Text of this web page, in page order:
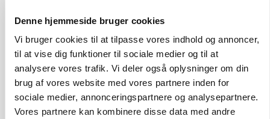
Denne hjemmeside bruger cookies
Vi bruger cookies til at tilpasse vores indhold og annoncer,
til at vise dig funktioner til sociale medier og til at
analysere vores trafik. Vi deler også oplysninger om din
brug af vores website med vores partnere inden for
sociale medier, annonceringspartnere og analysepartnere.
Vores partnere kan kombinere disse data med andre
forsigtighed
Annonce
KLUMME
Ny griseprognose kan give anledning til et nyt
budgettjek